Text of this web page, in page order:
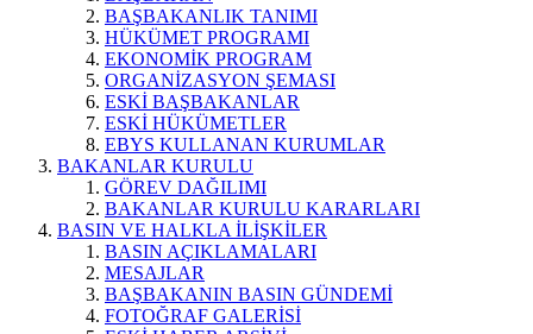
BAŞBAKANLIK TANIMI
HÜKÜMET PROGRAMI
EKONOMİK PROGRAM
ORGANİZASYON ŞEMASI
ESKİ BAŞBAKANLAR
ESKİ HÜKÜMETLER
EBYS KULLANAN KURUMLAR
BAKANLAR KURULU
GÖREV DAĞILIMI
BAKANLAR KURULU KARARLARI
BASIN VE HALKLA İLİŞKİLER
BASIN AÇIKLAMALARI
MESAJLAR
BAŞBAKANIN BASIN GÜNDEMİ
FOTOĞRAF GALERİSİ